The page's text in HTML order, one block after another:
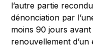
l’autre partie
dénonciation par
moins 90 jours
renouvellement d’un